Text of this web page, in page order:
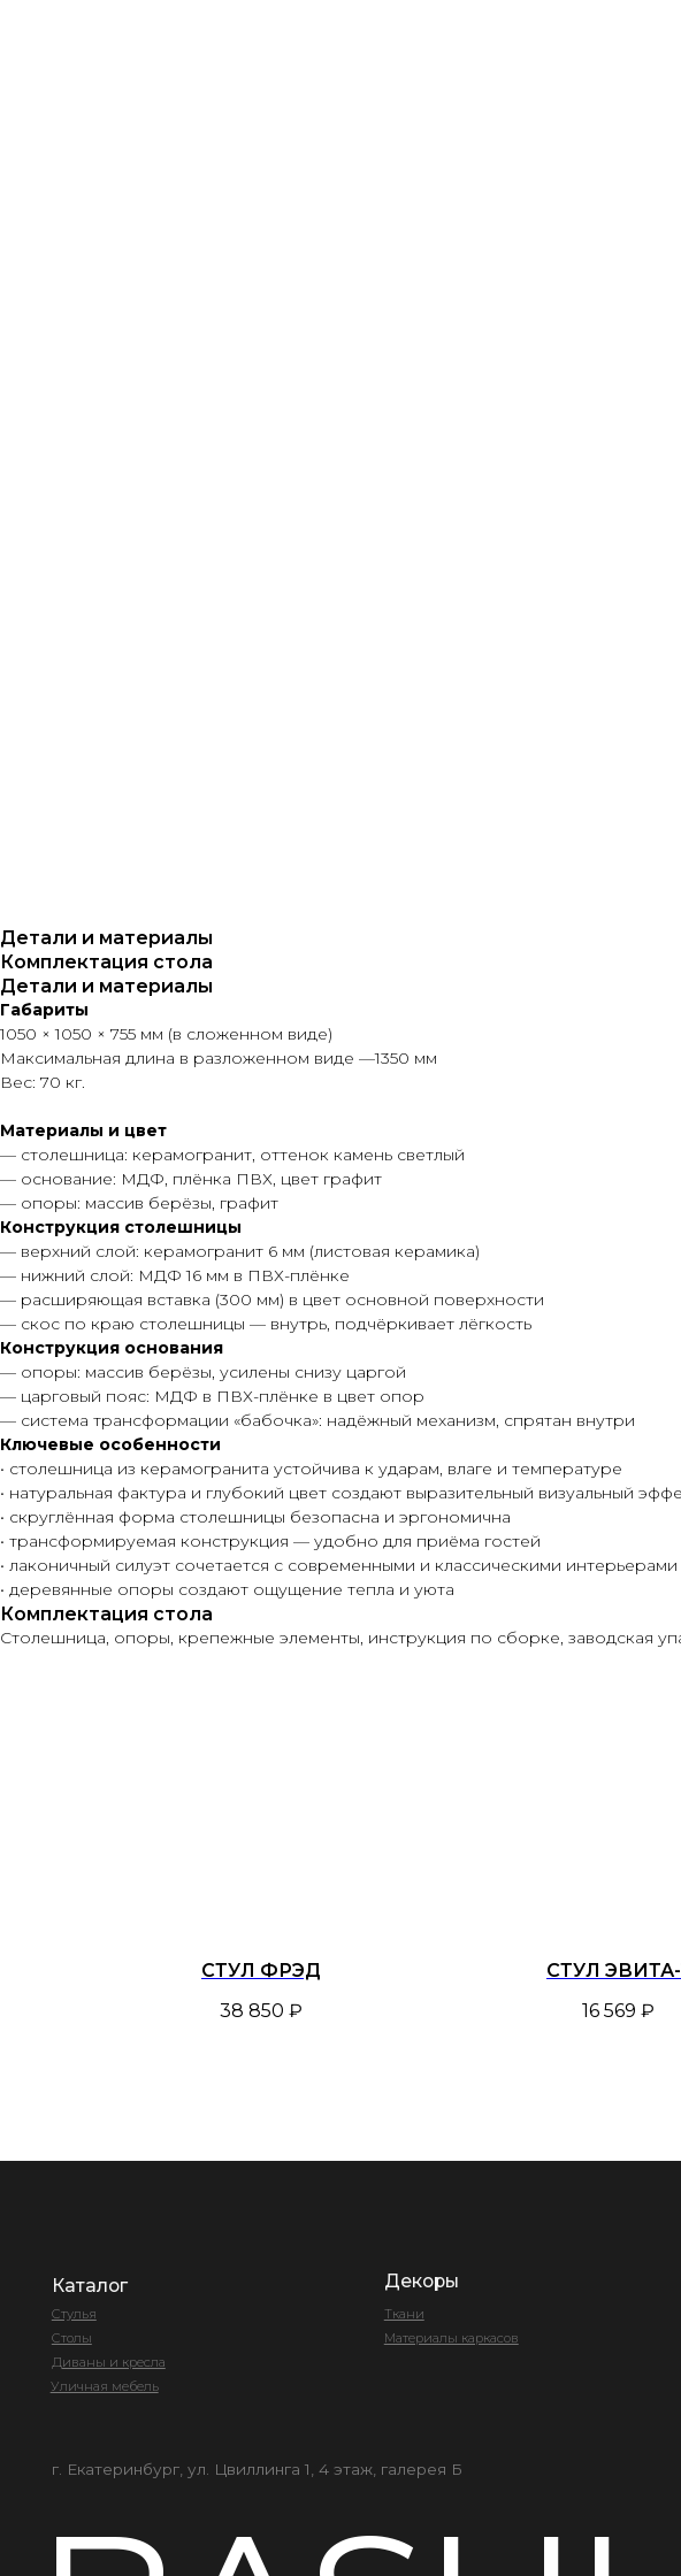
Детали и материалы
Комплектация стола
Детали и материалы
Габариты
1050 × 1050 × 755 мм (в сложенном виде)
Максимальная длина в разложенном виде —1350 мм
Вес: 70 кг.
Материалы и цвет
— столешница: керамогранит, оттенок камень светлый
— основание: МДФ, плёнка ПВХ, цвет графит
— опоры: массив берёзы, графит
Конструкция столешницы
— верхний слой: керамогранит 6 мм (листовая керамика)
— нижний слой: МДФ 16 мм в ПВХ-плёнке
— расширяющая вставка (300 мм) в цвет основной поверхности
— скос по краю столешницы — внутрь, подчёркивает лёгкость
Конструкция основания
— опоры: массив берёзы, усилены снизу царгой
— царговый пояс: МДФ в ПВХ-плёнке в цвет опор
— система трансформации «бабочка»: надёжный механизм, спрятан внутри
Ключевые особенности
• столешница из керамогранита устойчива к ударам, влаге и температуре
• натуральная фактура и глубокий цвет создают выразительный визуальный
• скруглённая форма столешницы безопасна и эргономична
• трансформируемая конструкция — удобно для приёма гостей
• лаконичный силуэт сочетается с современными и классическими интерьерами
• деревянные опоры создают ощущение тепла и уюта
Комплектация стола
Столешница, опоры, крепежные элементы, инструкция по сборке, заводская
СТУЛ ФРЭД
38 850 ₽
СТУЛ ЭВИТА-
16 569 ₽